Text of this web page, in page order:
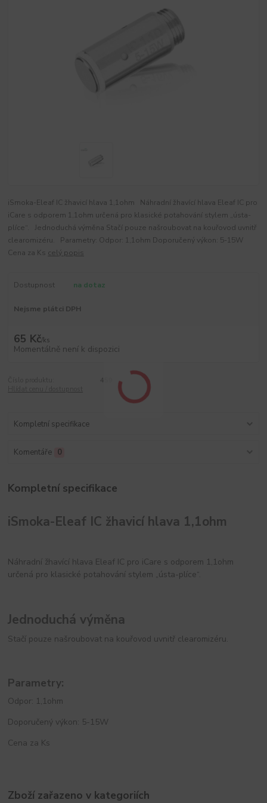
iSmoka-Eleaf IC žhavicí hlava 1,1ohm Náhradní žhavící hlava Eleaf IC pro
iCare s odporem 1,1ohm určená pro klasické potahování stylem „ústa-
plíce“. Jednoduchá výměna Stačí pouze našroubovat na kouřovod uvnitř
clearomizéru. Parametry: Odpor: 1,1ohm Doporučený výkon: 5-15W
Cena za Ks celý popis
Dostupnost na dotaz
Nejsme plátci DPH
65 Kč/ks
Momentálně není k dispozici
Kompletní specifikace
Komentáře 0
Kompletní specifikace
iSmoka-Eleaf IC žhavicí hlava 1,1ohm
Náhradní žhavící hlava Eleaf IC pro iCare s odporem 1,1ohm
určená pro klasické potahování stylem „ústa-plíce“.
Jednoduchá výměna
Stačí pouze našroubovat na kouřovod uvnitř clearomizéru.
Parametry:
Odpor: 1,1ohm
Doporučený výkon: 5-15W
Cena za Ks
Zboží zařazeno v kategoriích